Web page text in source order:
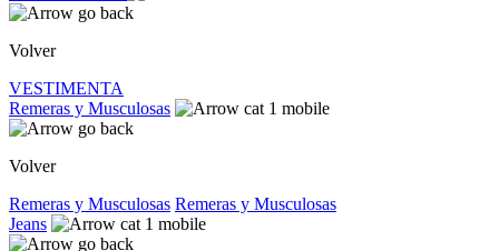
Volver
VESTIMENTA
Remeras y Musculosas
Volver
Remeras y Musculosas Remeras y Musculosas
Jeans